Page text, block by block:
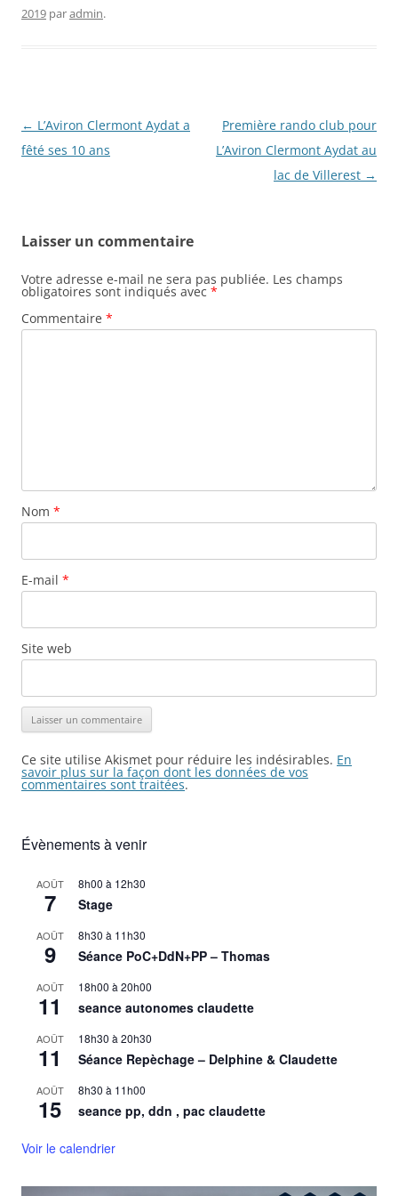
2019 paradmin.
Navigation
des
← L’Aviron Clermont Aydat a
fêté ses 10 ans
Première rando club pour
L’Aviron Clermont Aydat au
lac de Villerest →
Laisser un commentaire
Votre adresse e-mail ne sera pas publiée. Les champs
obligatoires sont indiqués avec *
Commentaire *
Nom *
E-mail *
Site web
Ce site utilise Akismet pour réduire les indésirables. En
savoir plus sur la façon dont les données de vos
commentaires sont traitées.
Évènements à venir
AOÛT
7
8h00 à 12h30
Stage
AOÛT
9
8h30 à 11h30
Séance PoC+DdN+PP – Thomas
AOÛT
11
18h00 à20h00
seance autonomes claudette
AOÛT
11
18h30 à20h30
Séance Repèchage – Delphine & Claudette
AOÛT
15
8h30 à 11h00
seance pp, ddn , pac claudette
Voir le calendrier